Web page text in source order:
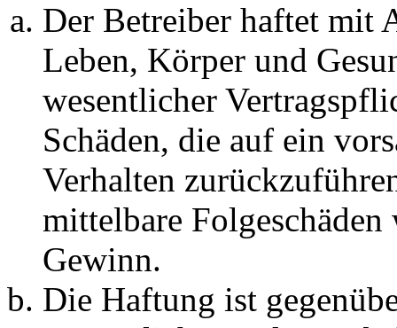
Der Betreiber haftet mit
Leben, Körper und
wesentlicher
Schäden, die auf ein
Verhalten
mittelbare Folgeschäden
Gewinn.
Die Haftung ist